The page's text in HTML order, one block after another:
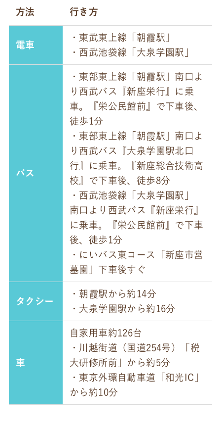
方法 行き方
電車
・東武東上線「朝霞駅」
・西武池袋線「大泉学園駅」
バス
・東部東上線「朝霞駅」南口よ
り西武バス『新座栄行』に乗
車。『栄公民館前』で下車後、
徒歩1分
・東部東上線「朝霞駅」南口よ
り西武バス『大泉学園駅北口
行』に乗車。『新座総合技術高
校』で下車後、徒歩8分
・西武池袋線「大泉学園駅」
南口より西武バス『新座栄行』
に乗車。『栄公民館前』で下車
後、徒歩1分
・にいバス東コース「新座市営
墓園」下車後すぐ
タクシー
・朝霞駅から約14分
・大泉学園駅から約16分
車
自家用車約126台
・川越街道（国道254号）「税
大研修所前」から約5分
・東京外環自動車道「和光IC」
から約10分